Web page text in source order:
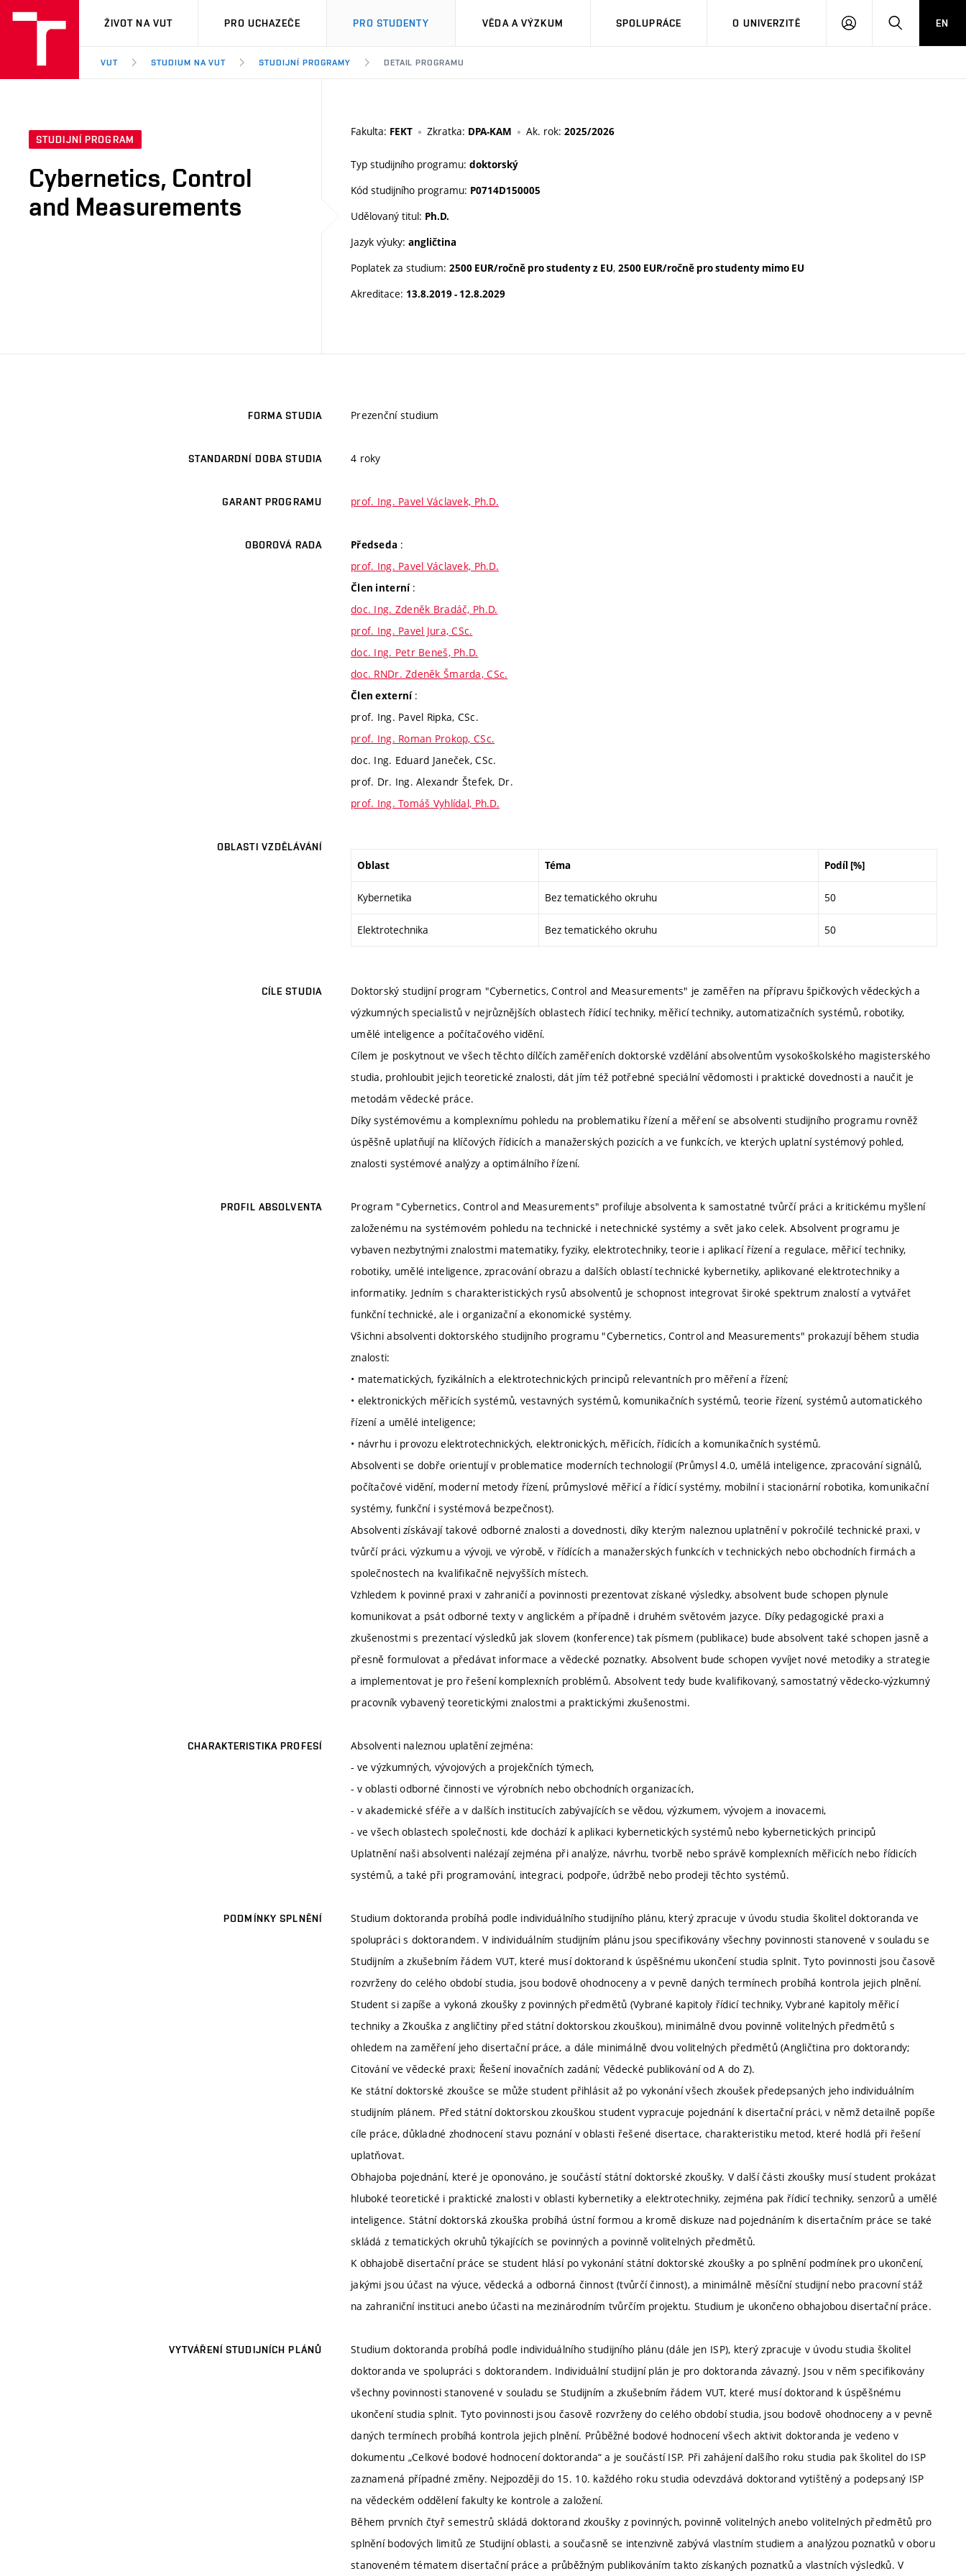
VUT
ŽIVOT NA VUT PRO UCHAZEČE PRO STUDENTY VĚDA A VÝZKUM SPOLUPRÁCE O UNIVERZITĚ
PŘIHLÁSIT HLEDATEN
VUT STUDIUM NA VUT STUDIJNÍ PROGRAMY DETAIL PROGRAMU
STUDIJNÍ PROGRAM
Cybernetics, Control
and Measurements
Fakulta: FEKT Zkratka: DPA-KAM Ak. rok: 2025/2026
Typ studijního programu: doktorský
Kód studijního programu: P0714D150005
Udělovaný titul: Ph.D.
Jazyk výuky: angličtina
Poplatek za studium: 2500 EUR/ročně pro studenty z EU, 2500 EUR/ročně pro studenty mimo EU
Akreditace: 13.8.2019 - 12.8.2029
FORMA STUDIA Prezenční studium
STANDARDNÍ DOBA STUDIA 4 roky
GARANT PROGRAMU prof. Ing. Pavel Václavek, Ph.D.
OBOROVÁ RADA Předseda :
prof. Ing. Pavel Václavek, Ph.D.
Člen interní :
doc. Ing. Zdeněk Bradáč, Ph.D.
prof. Ing. Pavel Jura, CSc.
doc. Ing. Petr Beneš, Ph.D.
doc. RNDr. Zdeněk Šmarda, CSc.
Člen externí :
prof. Ing. Pavel Ripka, CSc.
prof. Ing. Roman Prokop, CSc.
doc. Ing. Eduard Janeček, CSc.
prof. Dr. Ing. Alexandr Štefek, Dr.
prof. Ing. Tomáš Vyhlídal, Ph.D.
OBLASTI VZDĚLÁVÁNÍ
Oblast Téma Podíl [%]
Kybernetika Bez tematického okruhu 50
Elektrotechnika Bez tematického okruhu 50
CÍLE STUDIA
Doktorský studijní program "Cybernetics, Control and Measurements" je zaměřen na přípravu špičkových vědeckých a
výzkumných specialistů v nejrůznějších oblastech řídicí techniky, měřicí techniky, automatizačních systémů, robotiky,
umělé inteligence a počítačového vidění.
Cílem je poskytnout ve všech těchto dílčích zaměřeních doktorské vzdělání absolventům vysokoškolského magisterského
studia, prohloubit jejich teoretické znalosti, dát jím též potřebné speciální vědomosti i praktické dovednosti a naučit je
metodám vědecké práce.
Díky systémovému a komplexnímu pohledu na problematiku řízení a měření se absolventi studijního programu rovněž
úspěšně uplatňují na klíčových řídicích a manažerských pozicích a ve funkcích, ve kterých uplatní systémový pohled,
znalosti systémové analýzy a optimálního řízení.
PROFIL ABSOLVENTA
Program "Cybernetics, Control and Measurements" profiluje absolventa k samostatné tvůrčí práci a kritickému myšlení
založenému na systémovém pohledu na technické i netechnické systémy a svět jako celek. Absolvent programu je
vybaven nezbytnými znalostmi matematiky, fyziky, elektrotechniky, teorie i aplikací řízení a regulace, měřicí techniky,
robotiky, umělé inteligence, zpracování obrazu a dalších oblastí technické kybernetiky, aplikované elektrotechniky a
informatiky. Jedním s charakteristických rysů absolventů je schopnost integrovat široké spektrum znalostí a vytvářet
funkční technické, ale i organizační a ekonomické systémy.
Všichni absolventi doktorského studijního programu "Cybernetics, Control and Measurements" prokazují během studia
znalosti:
• matematických, fyzikálních a elektrotechnických principů relevantních pro měření a řízení;
• elektronických měřicích systémů, vestavných systémů, komunikačních systémů, teorie řízení, systémů automatického
řízení a umělé inteligence;
• návrhu i provozu elektrotechnických, elektronických, měřicích, řídicích a komunikačních systémů.
Absolventi se dobře orientují v problematice moderních technologií (Průmysl 4.0, umělá inteligence, zpracování signálů,
počítačové vidění, moderní metody řízení, průmyslové měřicí a řídicí systémy, mobilní i stacionární robotika, komunikační
systémy, funkční i systémová bezpečnost).
Absolventi získávají takové odborné znalosti a dovednosti, díky kterým naleznou uplatnění v pokročilé technické praxi, v
tvůrčí práci, výzkumu a vývoji, ve výrobě, v řídících a manažerských funkcích v technických nebo obchodních firmách a
společnostech na kvalifikačně nejvyšších místech.
Vzhledem k povinné praxi v zahraničí a povinnosti prezentovat získané výsledky, absolvent bude schopen plynule
komunikovat a psát odborné texty v anglickém a případně i druhém světovém jazyce. Díky pedagogické praxi a
zkušenostmi s prezentací výsledků jak slovem (konference) tak písmem (publikace) bude absolvent také schopen jasně a
přesně formulovat a předávat informace a vědecké poznatky. Absolvent bude schopen vyvíjet nové metodiky a strategie
a implementovat je pro řešení komplexních problémů. Absolvent tedy bude kvalifikovaný, samostatný vědecko-výzkumný
pracovník vybavený teoretickými znalostmi a praktickými zkušenostmi.
CHARAKTERISTIKA PROFESÍ
Absolventi naleznou uplatění zejména:
- ve výzkumných, vývojových a projekčních týmech,
- v oblasti odborné činnosti ve výrobních nebo obchodních organizacích,
- v akademické sféře a v dalších institucích zabývajících se vědou, výzkumem, vývojem a inovacemi,
- ve všech oblastech společnosti, kde dochází k aplikaci kybernetických systémů nebo kybernetických principů
Uplatnění naši absolventi nalézají zejména při analýze, návrhu, tvorbě nebo správě komplexních měřicích nebo řídicích
systémů, a také při programování, integraci, podpoře, údržbě nebo prodeji těchto systémů.
PODMÍNKY SPLNĚNÍ
Studium doktoranda probíhá podle individuálního studijního plánu, který zpracuje v úvodu studia školitel doktoranda ve
spolupráci s doktorandem. V individuálním studijním plánu jsou specifikovány všechny povinnosti stanovené v souladu se
Studijním a zkušebním řádem VUT, které musí doktorand k úspěšnému ukončení studia splnit. Tyto povinnosti jsou časově
rozvrženy do celého období studia, jsou bodově ohodnoceny a v pevně daných termínech probíhá kontrola jejich plnění.
Student si zapíše a vykoná zkoušky z povinných předmětů (Vybrané kapitoly řídicí techniky, Vybrané kapitoly měřicí
techniky a Zkouška z angličtiny před státní doktorskou zkouškou), minimálně dvou povinně volitelných předmětů s
ohledem na zaměření jeho disertační práce, a dále minimálně dvou volitelných předmětů (Angličtina pro doktorandy;
Citování ve vědecké praxi; Řešení inovačních zadání; Vědecké publikování od A do Z).
Ke státní doktorské zkoušce se může student přihlásit až po vykonání všech zkoušek předepsaných jeho individuálním
studijním plánem. Před státní doktorskou zkouškou student vypracuje pojednání k disertační práci, v němž detailně popíše
cíle práce, důkladné zhodnocení stavu poznání v oblasti řešené disertace, charakteristiku metod, které hodlá při řešení
uplatňovat.
Obhajoba pojednání, které je oponováno, je součástí státní doktorské zkoušky. V další části zkoušky musí student prokázat
hluboké teoretické i praktické znalosti v oblasti kybernetiky a elektrotechniky, zejména pak řídicí techniky, senzorů a umělé
inteligence. Státní doktorská zkouška probíhá ústní formou a kromě diskuze nad pojednáním k disertačním práce se také
skládá z tematických okruhů týkajících se povinných a povinně volitelných předmětů.
K obhajobě disertační práce se student hlásí po vykonání státní doktorské zkoušky a po splnění podmínek pro ukončení,
jakými jsou účast na výuce, vědecká a odborná činnost (tvůrčí činnost), a minimálně měsíční studijní nebo pracovní stáž
na zahraniční instituci anebo účasti na mezinárodním tvůrčím projektu. Studium je ukončeno obhajobou disertační práce.
VYTVÁŘENÍ STUDIJNÍCH PLÁNŮ
Studium doktoranda probíhá podle individuálního studijního plánu (dále jen ISP), který zpracuje v úvodu studia školitel
doktoranda ve spolupráci s doktorandem. Individuální studijní plán je pro doktoranda závazný. Jsou v něm specifikovány
všechny povinnosti stanovené v souladu se Studijním a zkušebním řádem VUT, které musí doktorand k úspěšnému
ukončení studia splnit. Tyto povinnosti jsou časově rozvrženy do celého období studia, jsou bodově ohodnoceny a v pevně
daných termínech probíhá kontrola jejich plnění. Průběžné bodové hodnocení všech aktivit doktoranda je vedeno v
dokumentu „Celkové bodové hodnocení doktoranda“ a je součástí ISP. Při zahájení dalšího roku studia pak školitel do ISP
zaznamená případné změny. Nejpozději do 15. 10. každého roku studia odevzdává doktorand vytištěný a podepsaný ISP
na vědeckém oddělení fakulty ke kontrole a založení.
Během prvních čtyř semestrů skládá doktorand zkoušky z povinných, povinně volitelných anebo volitelných předmětů pro
splnění bodových limitů ze Studijní oblasti, a současně se intenzivně zabývá vlastním studiem a analýzou poznatků v oboru
stanoveném tématem disertační práce a průběžným publikováním takto získaných poznatků a vlastních výsledků. V